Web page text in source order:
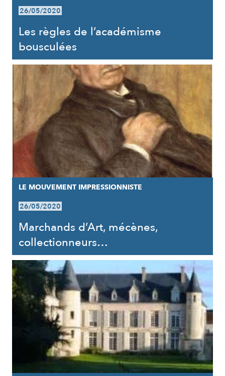
26/05/2020
Les règles de l’académisme
bousculées
LE MOUVEMENT IMPRESSIONNISTE
26/05/2020
Marchands d’Art, mécènes,
collectionneurs…